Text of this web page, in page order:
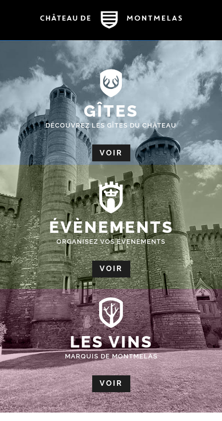
GÎTES
DÉCOUVREZ LES GÎTES DU CHÂTEAU
VOIR
ÉVÈNEMENTS
ORGANISEZ VOS EVENEMENTS
VOIR
LES VINS
MARQUIS DE MONTMELAS
VOIR